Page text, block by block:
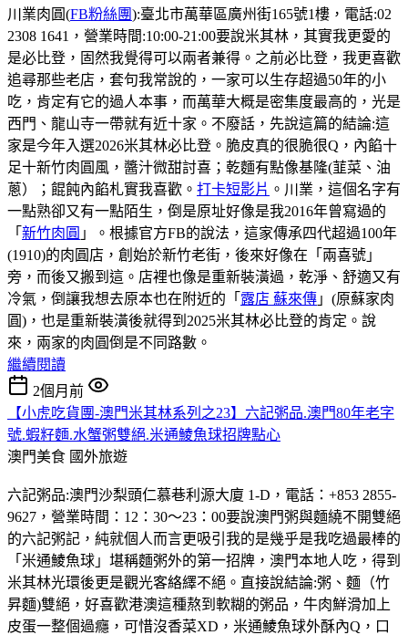
川業肉圓(FB粉絲團):臺北市萬華區廣州街165號1樓，電話:02
2308 1641，營業時間:10:00-21:00要說米其林，其實我更愛的
是必比登，固然我覺得可以兩者兼得。之前必比登，我更喜歡
追尋那些老店，套句我常說的，一家可以生存超過50年的小
吃，肯定有它的過人本事，而萬華大概是密集度最高的，光是
西門、龍山寺一帶就有近十家。不廢話，先說這篇的結論:這
家是今年入選2026米其林必比登。脆皮真的很脆很Q，內餡十
足十新竹肉圓風，醬汁微甜討喜；乾麵有點像基隆(韮菜、油
蔥）；餛飩內餡札實我喜歡。 打卡短影片 。川業，這個名字有
一點熟卻又有一點陌生，倒是原址好像是我2016年曾寫過的
「 新竹肉圓 」。根據官方FB的說法，這家傳承四代超過100年
(1910)的肉圓店，創始於新竹老街，後來好像在「兩喜號」
旁，而後又搬到這。店裡也像是重新裝潢過，乾淨、舒適又有
冷氣，倒讓我想去原本也在附近的「 露店 蘇來傳 」(原蘇家肉
圓)，也是重新裝潢後就得到2025米其林必比登的肯定。說
來，兩家的肉圓倒是不同路數。
繼續閱讀
2個月前
【小虎吃貨團-澳門米其林系列之23】六記粥品.澳門80年老字
號.蝦籽麵.水蟹粥雙絕.米通鯪魚球招牌點心
澳門美食 國外旅遊
六記粥品:澳門沙梨頭仁慕巷利源大廈 1-D，電話：+853 2855-
9627，營業時間：12：30～23：00要說澳門粥與麵繞不開雙絕
的六記粥記，純就個人而言更吸引我的是幾乎是我吃過最棒的
「米通鯪魚球」堪稱麵粥外的第一招牌，澳門本地人吃，得到
米其林光環後更是觀光客絡繹不絕。直接說結論:粥、麵（竹
昇麵)雙絕，好喜歡港澳這種熬到軟糊的粥品，牛肉鮮滑加上
皮蛋一整個過癮，可惜沒香菜XD，米通鯪魚球外酥內Q，口